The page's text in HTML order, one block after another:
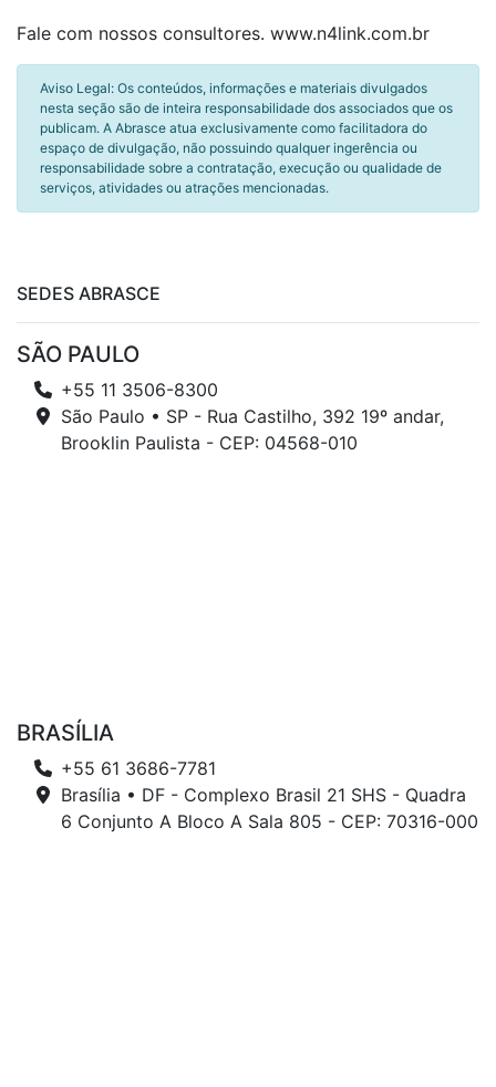
Fale com nossos consultores. www.n4link.com.br
Aviso Legal: Os conteúdos, informações e materiais divulgados
nesta seção são de inteira responsabilidade dos associados que os
publicam. A Abrasce atua exclusivamente como facilitadora do
espaço de divulgação, não possuindo qualquer ingerência ou
responsabilidade sobre a contratação, execução ou qualidade de
serviços, atividades ou atrações mencionadas.
SEDES ABRASCE
SÃO PAULO
+55 11 3506-8300
São Paulo • SP - Rua Castilho, 392 19º andar,
Brooklin Paulista - CEP: 04568-010
BRASÍLIA
+55 61 3686-7781
Brasília • DF - Complexo Brasil 21 SHS - Quadra
6 Conjunto A Bloco A Sala 805 - CEP: 70316-000